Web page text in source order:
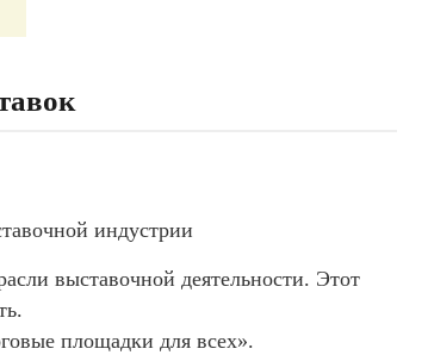
индустрии
выставочной деятельности. Этот
площадки для всех».